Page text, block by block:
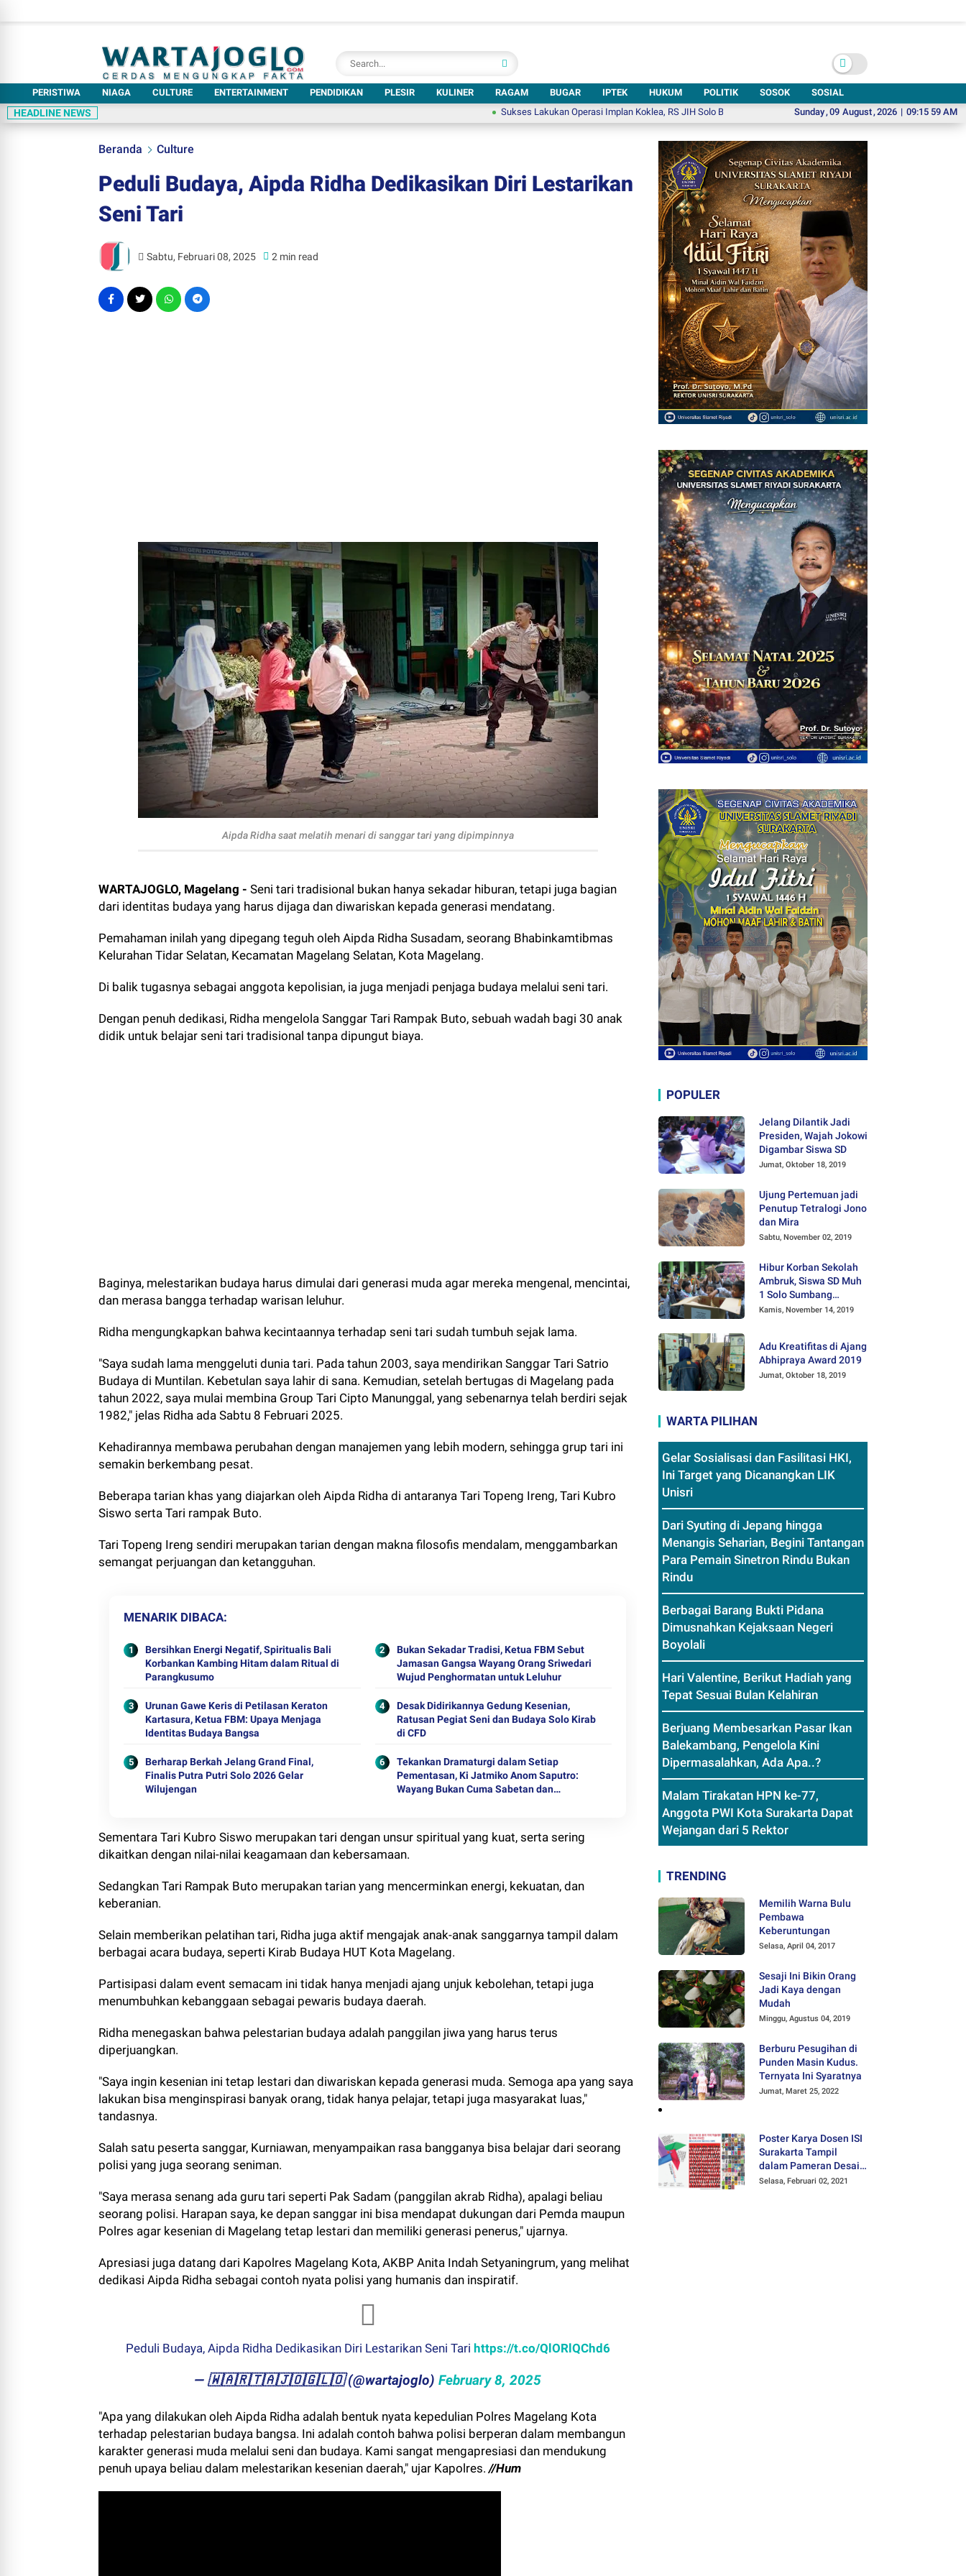
PERISTIWA NIAGA CULTURE ENTERTAINMENT PENDIDIKAN PLESIR KULINER RAGAM BUGAR IPTEK HUKUM POLITIK SOSOK
SOSIAL
Sunday,09 August,2026 | 09:16 01 AM
HEADLINE NEWS Sukses Lakukan Operasi Implan Koklea, RS JIH Solo Buka Harapan bagi Anak dengan Gangguan Pendengaran Resmi
Beranda Culture
Peduli Budaya, Aipda Ridha Dedikasikan Diri Lestarikan
Seni Tari
Sabtu, Februari 08, 2025 2 min read
Aipda Ridha saat melatih menari di sanggar tari yang dipimpinnya
WARTAJOGLO, Magelang - Seni tari tradisional bukan hanya sekadar hiburan, tetapi juga bagian
dari identitas budaya yang harus dijaga dan diwariskan kepada generasi mendatang.
Pemahaman inilah yang dipegang teguh oleh Aipda Ridha Susadam, seorang Bhabinkamtibmas
Kelurahan Tidar Selatan, Kecamatan Magelang Selatan, Kota Magelang.
Di balik tugasnya sebagai anggota kepolisian, ia juga menjadi penjaga budaya melalui seni tari.
Dengan penuh dedikasi, Ridha mengelola Sanggar Tari Rampak Buto, sebuah wadah bagi 30 anak
didik untuk belajar seni tari tradisional tanpa dipungut biaya.
Baginya, melestarikan budaya harus dimulai dari generasi muda agar mereka mengenal, mencintai,
dan merasa bangga terhadap warisan leluhur.
Ridha mengungkapkan bahwa kecintaannya terhadap seni tari sudah tumbuh sejak lama.
"Saya sudah lama menggeluti dunia tari. Pada tahun 2003, saya mendirikan Sanggar Tari Satrio
Budaya di Muntilan. Kebetulan saya lahir di sana. Kemudian, setelah bertugas di Magelang pada
tahun 2022, saya mulai membina Group Tari Cipto Manunggal, yang sebenarnya telah berdiri sejak
1982," jelas Ridha ada Sabtu 8 Februari 2025.
Kehadirannya membawa perubahan dengan manajemen yang lebih modern, sehingga grup tari ini
semakin berkembang pesat.
Beberapa tarian khas yang diajarkan oleh Aipda Ridha di antaranya Tari Topeng Ireng, Tari Kubro
Siswo serta Tari rampak Buto.
Tari Topeng Ireng sendiri merupakan tarian dengan makna filosofis mendalam, menggambarkan
semangat perjuangan dan ketangguhan.
MENARIK DIBACA
Bersihkan Energi Negatif, Spiritualis Bali
Korbankan Kambing Hitam dalam Ritual di
Parangkusumo
Bukan Sekadar Tradisi, Ketua FBM Sebut
Jamasan Gangsa Wayang Orang Sriwedari
Wujud Penghormatan untuk Leluhur
Urunan Gawe Keris di Petilasan Keraton
Kartasura, Ketua FBM: Upaya Menjaga
Identitas Budaya Bangsa
Desak Didirikannya Gedung Kesenian,
Ratusan Pegiat Seni dan Budaya Solo Kirab
di CFD
Berharap Berkah Jelang Grand Final,
Finalis Putra Putri Solo 2026 Gelar
Wilujengan
Tekankan Dramaturgi dalam Setiap
Pementasan, Ki Jatmiko Anom Saputro:
Wayang Bukan Cuma Sabetan dan
Sementara Tari Kubro Siswo merupakan tari dengan unsur spiritual yang kuat, serta sering
dikaitkan dengan nilai-nilai keagamaan dan kebersamaan.
Sedangkan Tari Rampak Buto merupakan tarian yang mencerminkan energi, kekuatan, dan
keberanian.
Selain memberikan pelatihan tari, Ridha juga aktif mengajak anak-anak sanggarnya tampil dalam
berbagai acara budaya, seperti Kirab Budaya HUT Kota Magelang.
Partisipasi dalam event semacam ini tidak hanya menjadi ajang unjuk kebolehan, tetapi juga
menumbuhkan kebanggaan sebagai pewaris budaya daerah.
Ridha menegaskan bahwa pelestarian budaya adalah panggilan jiwa yang harus terus
diperjuangkan.
"Saya ingin kesenian ini tetap lestari dan diwariskan kepada generasi muda. Semoga apa yang saya
lakukan bisa menginspirasi banyak orang, tidak hanya pelajar, tetapi juga masyarakat luas,"
tandasnya.
Salah satu peserta sanggar, Kurniawan, menyampaikan rasa bangganya bisa belajar dari seorang
polisi yang juga seorang seniman.
"Saya merasa senang ada guru tari seperti Pak Sadam (panggilan akrab Ridha), apalagi beliau
seorang polisi. Harapan saya, ke depan sanggar ini bisa mendapat dukungan dari Pemda maupun
Polres agar kesenian di Magelang tetap lestari dan memiliki generasi penerus," ujarnya.
Apresiasi juga datang dari Kapolres Magelang Kota, AKBP Anita Indah Setyaningrum, yang melihat
dedikasi Aipda Ridha sebagai contoh nyata polisi yang humanis dan inspiratif.
Peduli Budaya, Aipda Ridha Dedikasikan Diri Lestarikan Seni Tari https://t.co/QlORlQChd6
— ​🇼​​🇦​​🇷​​🇹​​🇦​​🇯​​🇴​​🇬​​🇱​​🇴 (@wartajoglo) February 8, 2025
"Apa yang dilakukan oleh Aipda Ridha adalah bentuk nyata kepedulian Polres Magelang Kota
terhadap pelestarian budaya bangsa. Ini adalah contoh bahwa polisi berperan dalam membangun
karakter generasi muda melalui seni dan budaya. Kami sangat mengapresiasi dan mendukung
penuh upaya beliau dalam melestarikan kesenian daerah," ujar Kapolres. //Hum
POPULER
Jelang Dilantik Jadi
Presiden, Wajah Jokowi
Digambar Siswa SD
Jumat, Oktober 18, 2019
Ujung Pertemuan jadi
Penutup Tetralogi Jono
dan Mira
Sabtu, November 02, 2019
Hibur Korban Sekolah
Ambruk, Siswa SD Muh
1 Solo Sumbang
Mainan Othok-othok
Kamis, November 14, 2019
Adu Kreatifitas di Ajang
Abhipraya Award 2019
Jumat, Oktober 18, 2019
WARTA PILIHAN
Gelar Sosialisasi dan Fasilitasi HKI,
Ini Target yang Dicanangkan LIK
Unisri
Dari Syuting di Jepang hingga
Menangis Seharian, Begini Tantangan
Para Pemain Sinetron Rindu Bukan
Rindu
Berbagai Barang Bukti Pidana
Dimusnahkan Kejaksaan Negeri
Boyolali
Hari Valentine, Berikut Hadiah yang
Tepat Sesuai Bulan Kelahiran
Berjuang Membesarkan Pasar Ikan
Balekambang, Pengelola Kini
Dipermasalahkan, Ada Apa..?
Malam Tirakatan HPN ke-77,
Anggota PWI Kota Surakarta Dapat
Wejangan dari 5 Rektor
TRENDING
Memilih Warna Bulu
Pembawa
Keberuntungan
Selasa, April 04, 2017
Sesaji Ini Bikin Orang
Jadi Kaya dengan
Mudah
Minggu, Agustus 04, 2019
Berburu Pesugihan di
Punden Masin Kudus.
Ternyata Ini Syaratnya
Jumat, Maret 25, 2022
Poster Karya Dosen ISI
Surakarta Tampil
dalam Pameran Desain
Poster Internasional
Selasa, Februari 02, 2021